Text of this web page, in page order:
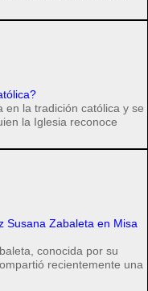
en la tradición católica y se
la Iglesia reconoce
Susana Zabaleta en Misa
conocida por su
recientemente una